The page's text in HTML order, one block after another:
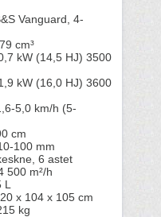
4-
cm³
HJ) 3500
kW (16,0 HJ) 3600
h (5-
mm
6 astet
m²/h
104 x 105 cm